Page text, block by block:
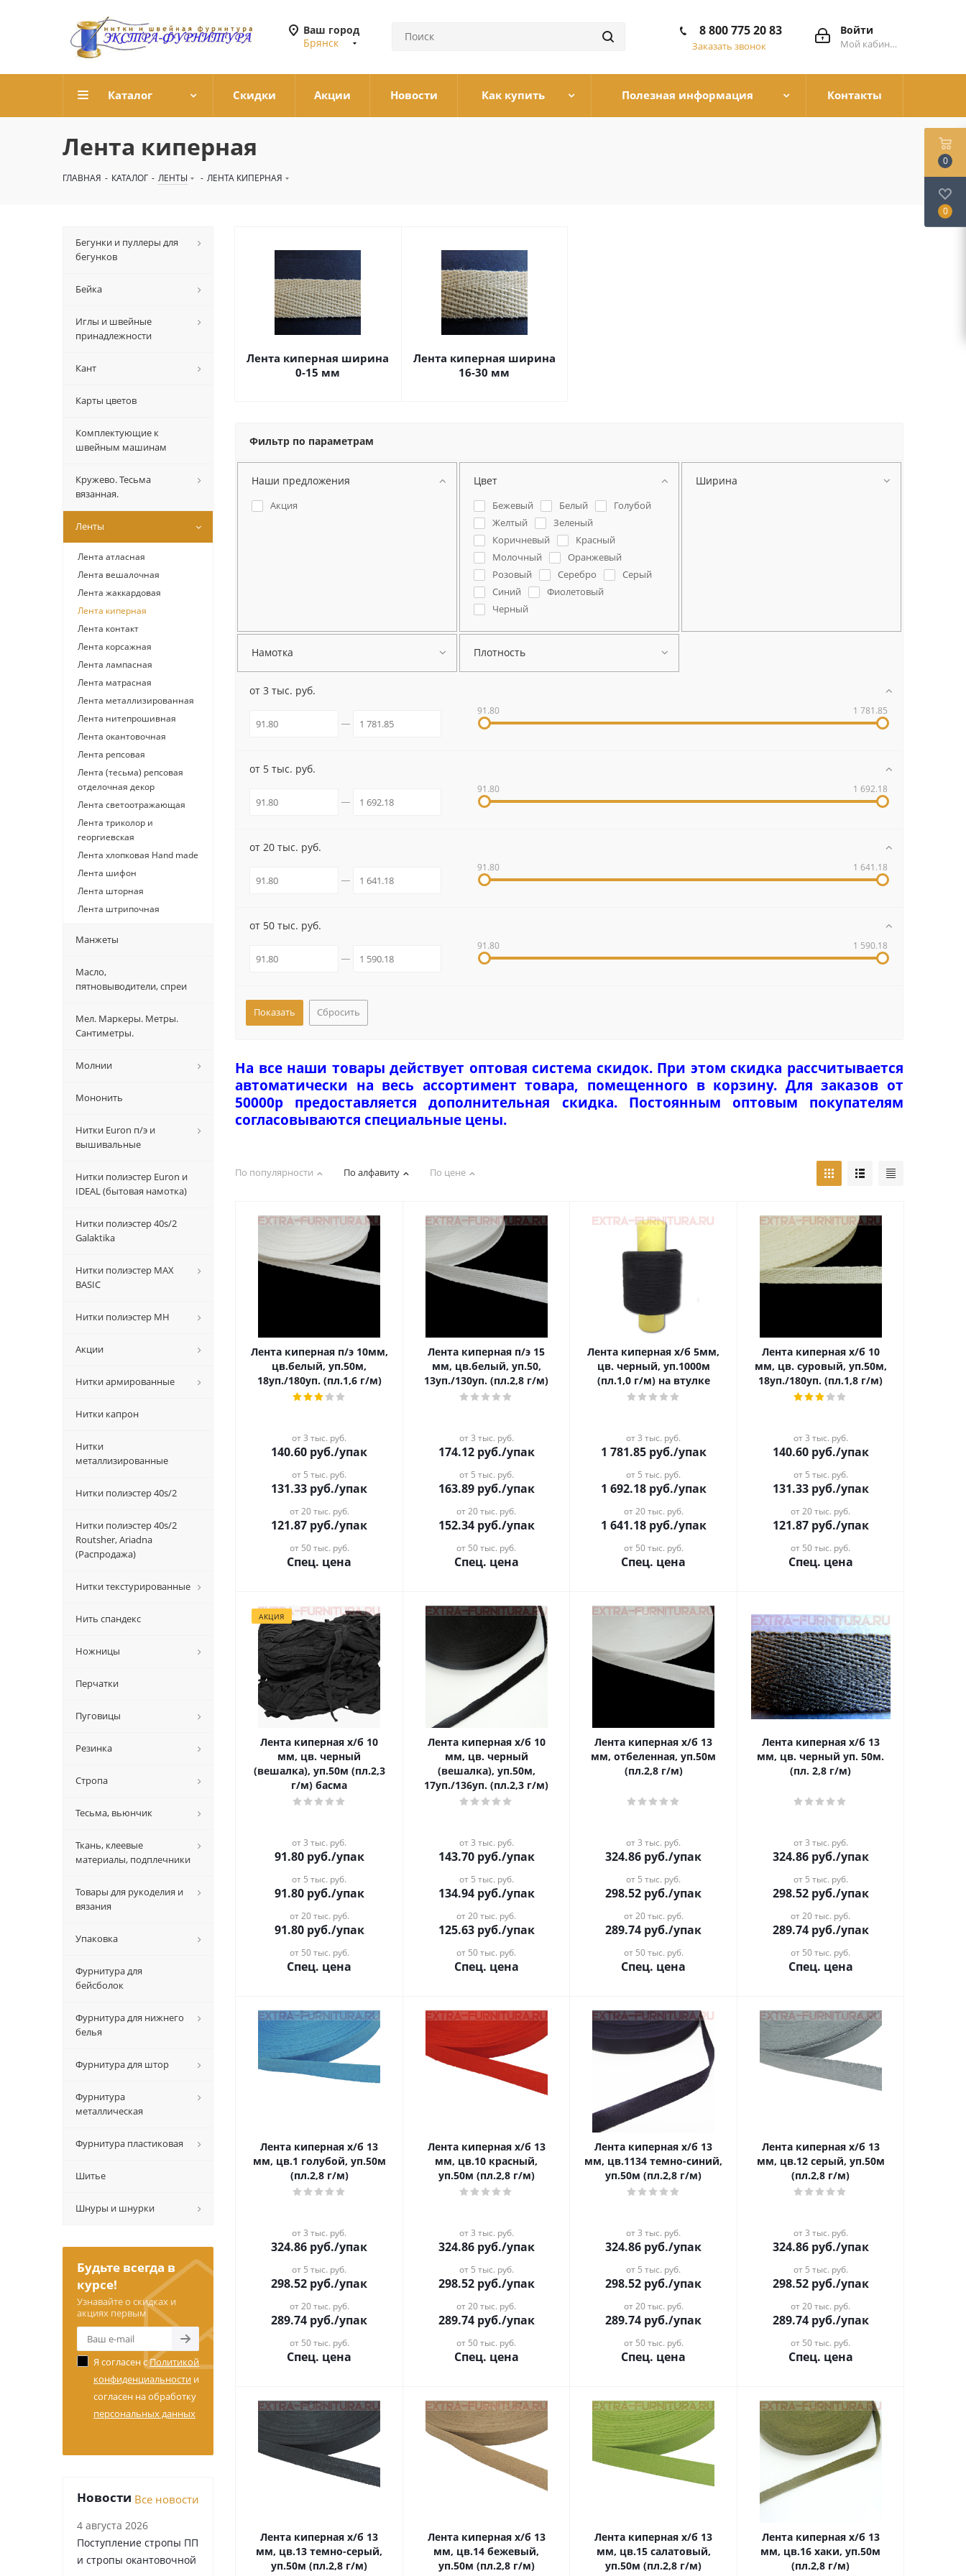
Ваш город
Брянск
Войти
Мой кабинет
8 800 775 20 83
Заказать звонок
Каталог Скидки Акции Новости Как купить Полезная информация Контакты
Лента киперная
ГЛАВНАЯ - КАТАЛОГ - ЛЕНТЫ - ЛЕНТА КИПЕРНАЯ
Лента киперная ширина
0-15 мм
Лента киперная ширина
16-30 мм
Фильтр по параметрам
Наши предложения
Акция
Цвет
Бежевый Белый
Голубой
Желтый
Зеленый
Коричневый
Красный
Молочный
Оранжевый
Розовый
Серебро
Серый
Синий
Фиолетовый
Черный
Ширина
Намотка Плотность
от 3 тыс. руб.
91.80 1 781.85
от 5 тыс. руб.
91.80 1 692.18
от 20 тыс. руб.
91.80 1 641.18
от 50 тыс. руб.
91.80 1 590.18
Сбросить
На все наши товары действует оптовая система скидок. При этом скидка рассчитывается
автоматически на весь ассортимент товара, помещенного в корзину. Для заказов от
50000р предоставляется дополнительная скидка. Постоянным оптовым покупателям
согласовываются специальные цены.
По популярности По алфавиту По цене
Лента киперная п/э 10мм,
цв.белый, уп.50м,
18уп./180уп. (пл.1,6 г/м)
от 3 тыс. руб.
140.60 руб./упак
от 5 тыс. руб.
131.33 руб./упак
от 20 тыс. руб.
121.87 руб./упак
от 50 тыс. руб.
Спец. цена
Лента киперная п/э 15
мм, цв.белый, уп.50,
13уп./130уп. (пл.2,8 г/м)
от 3 тыс. руб.
174.12руб./упак
от 5 тыс. руб.
163.89руб./упак
от 20 тыс. руб.
152.34руб./упак
от 50 тыс. руб.
Спец. цена
Лента киперная х/б 5мм,
цв. черный, уп.1000м
(пл.1,0 г/м) на втулке
от 3 тыс. руб.
1 781.85руб./упак
от 5 тыс. руб.
1 692.18руб./упак
от 20 тыс. руб.
1 641.18руб./упак
от 50 тыс. руб.
Спец. цена
Лента киперная х/б 10
мм, цв. суровый, уп.50м,
18уп./180уп. (пл.1,8 г/м)
от 3 тыс. руб.
140.60руб./упак
от 5 тыс. руб.
131.33руб./упак
от 20 тыс. руб.
121.87руб./упак
от 50 тыс. руб.
Спец. цена
АКЦИЯ
Лента киперная х/б 10
мм, цв. черный
(вешалка), уп.50м (пл.2,3
г/м) басма
от 3 тыс. руб.
91.80руб./упак
от 5 тыс. руб.
91.80руб./упак
от 20 тыс. руб.
91.80руб./упак
от 50 тыс. руб.
Спец. цена
Лента киперная х/б 10
мм, цв. черный
(вешалка), уп.50м,
17уп./136уп. (пл.2,3 г/м)
от 3 тыс. руб.
143.70руб./упак
от 5 тыс. руб.
134.94руб./упак
от 20 тыс. руб.
125.63руб./упак
от 50 тыс. руб.
Спец. цена
Лента киперная х/б 13
мм, отбеленная, уп.50м
(пл.2,8 г/м)
от 3 тыс. руб.
324.86 руб./упак
от 5 тыс. руб.
298.52 руб./упак
от 20 тыс. руб.
289.74 руб./упак
от 50 тыс. руб.
Спец. цена
Лента киперная х/б 13
мм, цв. черный уп. 50м.
(пл. 2,8 г/м)
от 3 тыс. руб.
324.86руб./упак
от 5 тыс. руб.
298.52руб./упак
от 20 тыс. руб.
289.74руб./упак
от 50 тыс. руб.
Спец. цена
Лента киперная х/б 13
мм, цв.1 голубой, уп.50м
(пл.2,8 г/м)
от 3 тыс. руб.
324.86 руб./упак
от 5 тыс. руб.
298.52 руб./упак
от 20 тыс. руб.
289.74 руб./упак
от 50 тыс. руб.
Спец. цена
Лента киперная х/б 13
мм, цв.10 красный,
уп.50м (пл.2,8 г/м)
от 3 тыс. руб.
324.86руб./упак
от 5 тыс. руб.
298.52руб./упак
от 20 тыс. руб.
289.74руб./упак
от 50 тыс. руб.
Спец. цена
Лента киперная х/б 13
мм, цв.1134 темно-синий,
уп.50м (пл.2,8 г/м)
от 3 тыс. руб.
324.86 руб./упак
от 5 тыс. руб.
298.52 руб./упак
от 20 тыс. руб.
289.74 руб./упак
от 50 тыс. руб.
Спец. цена
Лента киперная х/б 13
мм, цв.12 серый, уп.50м
(пл.2,8 г/м)
от 3 тыс. руб.
324.86руб./упак
от 5 тыс. руб.
298.52руб./упак
от 20 тыс. руб.
289.74руб./упак
от 50 тыс. руб.
Спец. цена
Лента киперная х/б 13
мм, цв.13 темно-серый,
уп.50м (пл.2,8 г/м)
Лента киперная х/б 13
мм, цв.14 бежевый,
уп.50м (пл.2,8 г/м)
Лента киперная х/б 13
мм, цв.15 салатовый,
уп.50м (пл.2,8 г/м)
Лента киперная х/б 13
мм, цв.16 хаки, уп.50м
(пл.2,8 г/м)
Бегунки и пуллеры для
бегунков
Бейка
Иглы и швейные
принадлежности
Кант
Карты цветов
Комплектующие к
швейным машинам
Кружево. Тесьма
вязанная.
Ленты
Лента атласная
Лента вешалочная
Лента жаккардовая
Лента киперная
Лента контакт
Лента корсажная
Лента лампасная
Лента матрасная
Лента металлизированная
Лента нитепрошивная
Лента окантовочная
Лента репсовая
Лента (тесьма) репсовая
отделочная декор
Лента светоотражающая
Лента триколор и
георгиевская
Лента хлопковая Hand made
Лента шифон
Лента шторная
Лента штрипочная
Манжеты
Масло,
пятновыводители, спреи
Мел. Маркеры. Метры.
Сантиметры.
Молнии
Мононить
Нитки Euron п/э и
вышивальные
Нитки полиэстер Euron и
IDEAL (бытовая намотка)
Нитки полиэстер 40s/2
Galaktika
Нитки полиэстер MAX
BASIC
Нитки полиэстер MH
Акции
Нитки армированные
Нитки капрон
Нитки
металлизированные
Нитки полиэстер 40s/2
Нитки полиэстер 40s/2
Routsher, Ariadna
(Распродажа)
Нитки текстурированные
Нить спандекс
Ножницы
Перчатки
Пуговицы
Резинка
Стропа
Тесьма, вьюнчик
Ткань, клеевые
материалы, подплечники
Товары для рукоделия и
вязания
Упаковка
Фурнитура для
бейсболок
Фурнитура для нижнего
белья
Фурнитура для штор
Фурнитура
металлическая
Фурнитура пластиковая
Шитье
Шнуры и шнурки
Будьте всегда в
курсе!
Узнавайте о скидках и
акциях первым
Я согласен сПолитикой
конфиденциальности и
согласен на обработку
персональных данных
Новости Все новости
4 августа 2026
Поступление стропы ПП
и стропы окантовочной
0
0